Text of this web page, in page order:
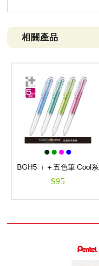
相關產品
BGH5 ｉ＋五色筆 Cool系
列
$95